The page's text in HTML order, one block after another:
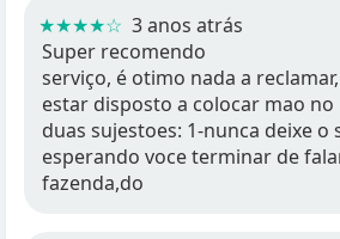
★★★★☆ 3 anos atrás
Super recomendo
serviço, é otimo nada a
estar disposto a colocar mao
duas sujestoes: 1-nunca deixe o
esperando voce terminar de
fazenda,do